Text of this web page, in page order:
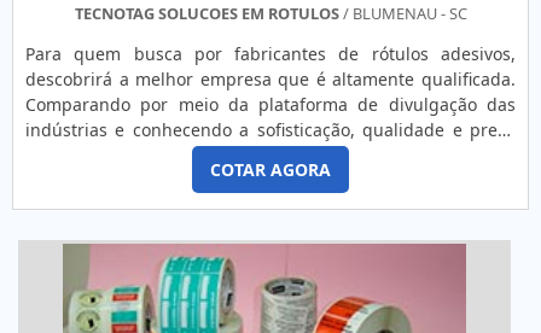
TECNOTAG SOLUCOES EM ROTULOS/ BLUMENAU - SC
Para quem busca por fabricantes de rótulos adesivos,
descobrirá a melhor empresa que é altamente qualificada.
Comparando por meio da plataforma de divulgação das
indústrias e conhecendo a sofisticação, qualidade e preço
justo em um só lugar.É importante lembrar que o produto
deve sempre ser adquirido com empresas especializadas
no segmento. Esse tipo de cuidado ajuda a garantir a
COTAR AGORA